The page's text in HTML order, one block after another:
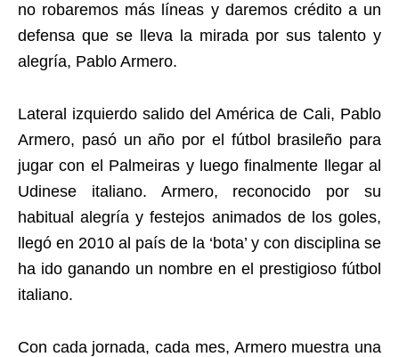
no robaremos más líneas y daremos crédito a un
defensa que se lleva la mirada por sus talento y
alegría, Pablo Armero.
Lateral izquierdo salido del América de Cali, Pablo
Armero, pasó un año por el fútbol brasileño para
jugar con el Palmeiras y luego finalmente llegar al
Udinese italiano. Armero, reconocido por su
habitual alegría y festejos animados de los goles,
llegó en 2010 al país de la ‘bota’ y con disciplina se
ha ido ganando un nombre en el prestigioso fútbol
italiano.
Con cada jornada, cada mes, Armero muestra una